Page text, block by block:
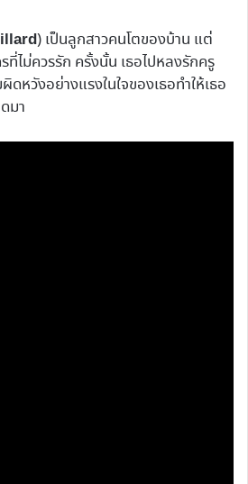
) เป็นลูกสาวคนโตของบ้าน แต่
ที่ไม่ควรรัก ครั้งนั้น เธอไปหลงรักครู
หวังอย่างแรงในใจของเธอทำให้เธอ
มา